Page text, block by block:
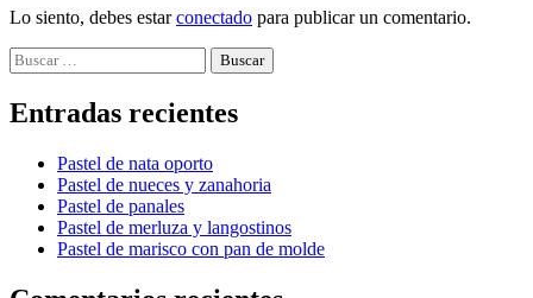
Lo siento, debes estarconectado para publicar un comentario.
Buscar:
Entradas recientes
Pastel de nata oporto
Pastel de nueces y zanahoria
Pastel de panales
Pastel de merluza y langostinos
Pastel de marisco con pan de molde